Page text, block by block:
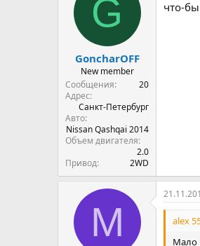
G
GoncharOFF
New member
Сообщения
20
Адрес
Санкт-Петербург
Авто
Nissan Qashqai 2014
Объем двигателя
2.0
Привод
2WD
что-
M
alex
Мало